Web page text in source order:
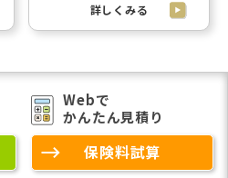
詳しくみる
Webで
かんたん見積り
保険料試算